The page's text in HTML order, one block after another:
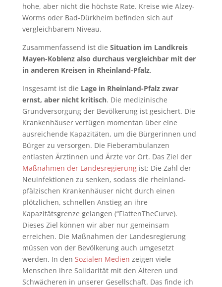
hohe, aber nicht die höchste Rate. Kreise wie Alzey-
Worms oder Bad-Dürkheim befinden sich auf
vergleichbarem Niveau.
Zusammenfassend ist die Situation im Landkreis
Mayen-Koblenz also durchaus vergleichbar mit der
in anderen Kreisen in Rheinland-Pfalz.
Insgesamt ist die Lage in Rheinland-Pfalz zwar
ernst, aber nicht kritisch. Die medizinische
Grundversorgung der Bevölkerung ist gesichert. Die
Krankenhäuser verfügen momentan über eine
ausreichende Kapazitäten, um die Bürgerinnen und
Bürger zu versorgen. Die Fieberambulanzen
entlasten Ärztinnen und Ärzte vor Ort. Das Ziel der
Maßnahmen der Landesregierungist: Die Zahl der
Neuinfektionen zu senken, sodass die rheinland-
pfälzischen Krankenhäuser nicht durch einen
plötzlichen, schnellen Anstieg an ihre
Kapazitätsgrenze gelangen (“FlattenTheCurve).
Dieses Ziel können wir aber nur gemeinsam
erreichen. Die Maßnahmen der Landesregierung
müssen von der Bevölkerung auch umgesetzt
werden. In den Sozialen Medien zeigen viele
Menschen ihre Solidarität mit den Älteren und
Schwächeren in unserer Gesellschaft. Das finde ich